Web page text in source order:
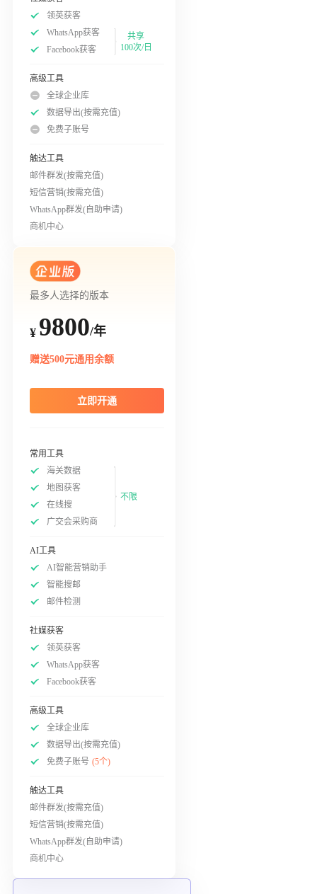
领英获客
WhatsApp获客
Facebook获客
共享
100次/日
高级工具
全球企业库
数据导出(按需充值)
免费子账号
触达工具
邮件群发(按需充值)
短信营销(按需充值)
WhatsApp群发(自助申请)
商机中心
最多人选择的版本
¥ 9800/年
赠送500元通用余额
立即开通
常用工具
海关数据
地图获客
在线搜
广交会采购商
不限
AI工具
AI智能营销助手
智能搜邮
邮件检测
社媒获客
领英获客
WhatsApp获客
Facebook获客
高级工具
全球企业库
数据导出(按需充值)
免费子账号 (5个)
触达工具
邮件群发(按需充值)
短信营销(按需充值)
WhatsApp群发(自助申请)
商机中心